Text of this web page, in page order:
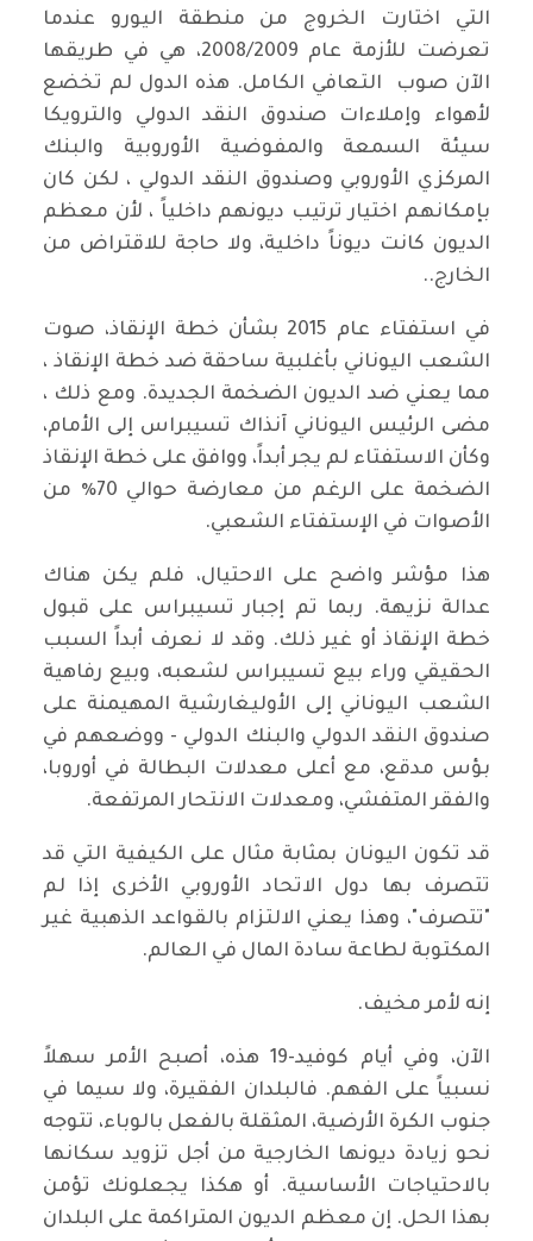
التي اختارت الخروج من منطقة اليورو عندما
تعرضت للأزمة عام 2008/2009، هي في طريقها
الآن صوب التعافي الكامل. هذه الدول لم تخضع
لأهواء وإملاءات صندوق النقد الدولي والترويكا
سيئة السمعة والمفوضية الأوروبية والبنك
المركزي الأوروبي وصندوق النقد الدولي ، لكن كان
بإمكانهم اختيار ترتيب ديونهم داخلياً ، لأن معظم
الديون كانت ديوناً داخلية، ولا حاجة للاقتراض من
الخارج..
في استفتاء عام 2015 بشأن خطة الإنقاذ، صوت
الشعب اليوناني بأغلبية ساحقة ضد خطة الإنقاذ ،
مما يعني ضد الديون الضخمة الجديدة. ومع ذلك ،
مضى الرئيس اليوناني آنذاك تسيبراس إلى الأمام،
وكأن الاستفتاء لم يجر أبداً، ووافق على خطة الإنقاذ
الضخمة على الرغم من معارضة حوالي 70٪ من
الأصوات في الإستفتاء الشعبي.
هذا مؤشر واضح على الاحتيال، فلم يكن هناك
عدالة نزيهة. ربما تم إجبار تسيبراس على قبول
خطة الإنقاذ أو غير ذلك. وقد لا نعرف أبداً السبب
الحقيقي وراء بيع تسيبراس لشعبه، وبيع رفاهية
الشعب اليوناني إلى الأوليغارشية المهيمنة على
صندوق النقد الدولي والبنك الدولي - ووضعهم في
بؤس مدقع، مع أعلى معدلات البطالة في أوروبا،
والفقر المتفشي، ومعدلات الانتحار المرتفعة.
قد تكون اليونان بمثابة مثال على الكيفية التي قد
تتصرف بها دول الاتحاد الأوروبي الأخرى إذا لم
"تتصرف"، وهذا يعني الالتزام بالقواعد الذهبية غير
المكتوبة لطاعة سادة المال في العالم.
إنه لأمر مخيف.
الآن، وفي أيام كوفيد-19 هذه، أصبح الأمر سهلاً
نسبياً على الفهم. فالبلدان الفقيرة، ولا سيما في
جنوب الكرة الأرضية، المثقلة بالفعل بالوباء، تتوجه
نحو زيادة ديونها الخارجية من أجل تزويد سكانها
بالاحتياجات الأساسية. أو هكذا يجعلونك تؤمن
بهذا الحل. إن معظم الديون المتراكمة على البلدان